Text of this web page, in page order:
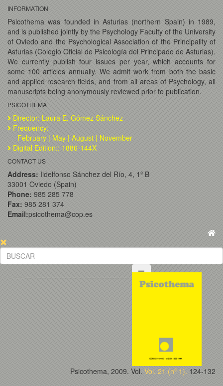
INFORMATION
Psicothema was founded in Asturias (northern Spain) in 1989,
and is published jointly by the Psychology Faculty of the University
of Oviedo and the Psychological Association of the Principality of
Asturias (Colegio Oficial de Psicología del Principado de Asturias).
We currently publish four issues per year, which accounts for
some 100 articles annually. We admit work from both the basic
and applied research fields, and from all areas of Psychology, all
manuscripts being anonymously reviewed prior to publication.
PSICOTHEMA
Director: Laura E. Gómez Sánchez
Frequency:
February | May | August | November
Digital Edition:: 1886-144X
CONTACT US
Address: Ildelfonso Sánchez del Río, 4, 1º B
33001 Oviedo (Spain)
Phone: 985 285 778
Fax: 985 281 374
Email:psicothema@cop.es
Psicothema, 2009. Vol. Vol. 21 (nº 1). 124-132